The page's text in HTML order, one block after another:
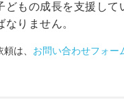
どもの成長を支援し
りません。
は、 お問い合わせフォー